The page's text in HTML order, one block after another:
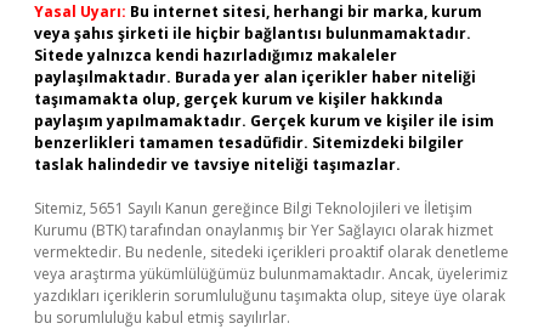
Yasal Uyarı: Bu internet sitesi, herhangi bir marka, kurum
veya şahıs şirketi ile hiçbir bağlantısı bulunmamaktadır.
Sitede yalnızca kendi hazırladığımız makaleler
paylaşılmaktadır. Burada yer alan içerikler haber niteliği
taşımamakta olup, gerçek kurum ve kişiler hakkında
paylaşım yapılmamaktadır. Gerçek kurum ve kişiler ile isim
benzerlikleri tamamen tesadüfidir. Sitemizdeki bilgiler
taslak halindedir ve tavsiye niteliği taşımazlar.
Sitemiz, 5651 Sayılı Kanun gereğince Bilgi Teknolojileri ve İletişim
Kurumu (BTK) tarafından onaylanmış bir Yer Sağlayıcı olarak hizmet
vermektedir. Bu nedenle, sitedeki içerikleri proaktif olarak denetleme
veya araştırma yükümlülüğümüz bulunmamaktadır. Ancak, üyelerimiz
yazdıkları içeriklerin sorumluluğunu taşımakta olup, siteye üye olarak
bu sorumluluğu kabul etmiş sayılırlar.